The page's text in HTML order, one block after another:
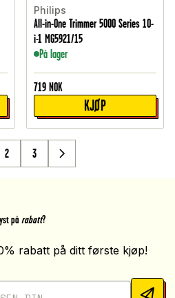
Philips
All-in-One Trimmer 5000 Series 10-
i-1 MG5921/15
På lager
719 NOK
KJØP
2 3
på rabatt?
rabatt på ditt første kjøp!